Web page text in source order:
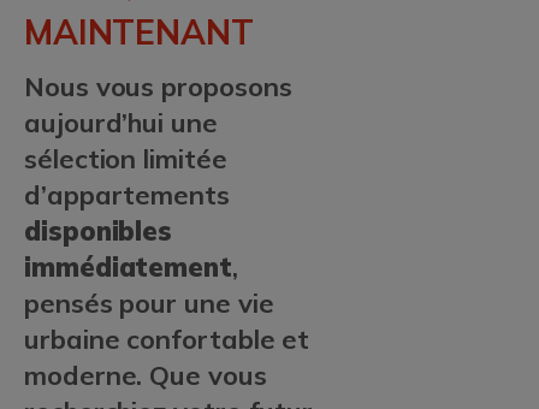
MAINTENANT
Nous vous proposons
aujourd’hui une
sélection limitée
d’appartements
disponibles
immédiatement,
pensés pour une vie
urbaine confortable et
moderne. Que vous